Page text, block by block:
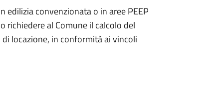
edilizia convenzionata o in aree PEEP
richiedere al Comune il calcolo del
locazione, in conformità ai vincoli